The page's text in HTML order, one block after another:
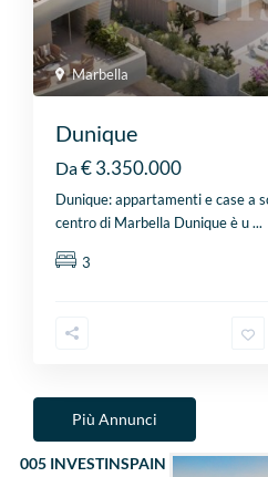
Marbella
Dunique
Da€ 3.350.000
Dunique: appartamenti e case a
centro di Marbella Dunique è u...
3
Più Annunci
005 INVESTINSPAIN